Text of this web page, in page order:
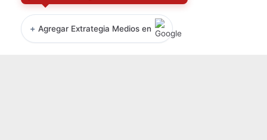
+ Agregar Extrategia Medios en